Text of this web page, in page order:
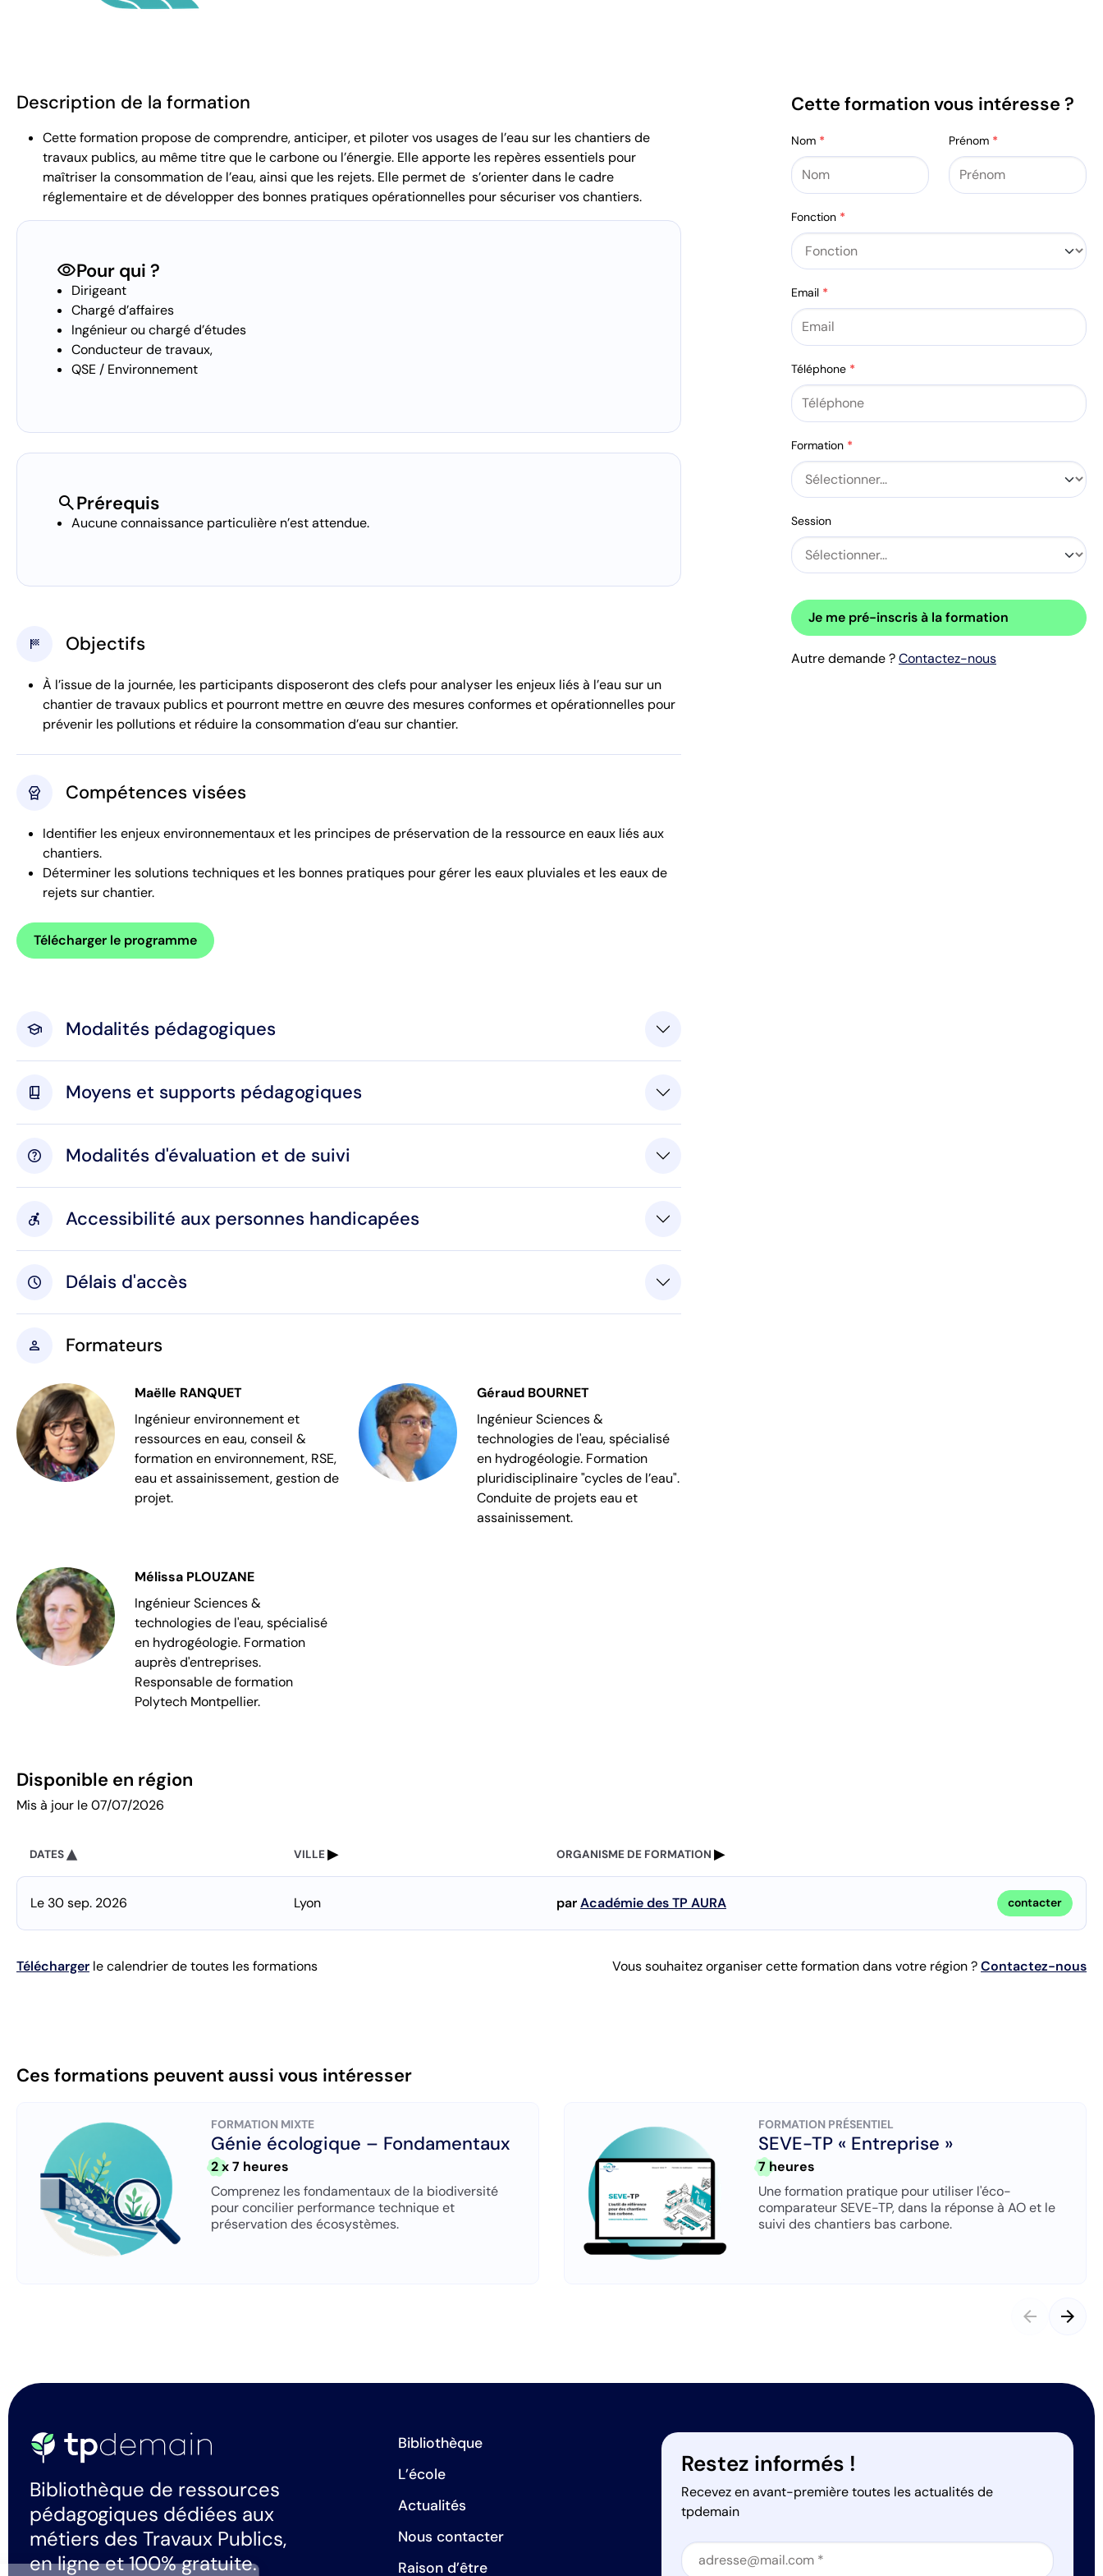
Description de la formation
Cette formation propose de comprendre, anticiper, et piloter vos usages de l’eau sur les chantiers de
travaux publics, au même titre que le carbone ou l’énergie. Elle apporte les repères essentiels pour
maîtriser la consommation de l’eau, ainsi que les rejets. Elle permet de s’orienter dans le cadre
réglementaire et de développer des bonnes pratiques opérationnelles pour sécuriser vos chantiers.
visibilityPour qui ?
Dirigeant
Chargé d’affaires
Ingénieur ou chargé d’études
Conducteur de travaux,
QSE / Environnement
searchPrérequis
Aucune connaissance particulière n’est attendue.
sports_score Objectifs
À l’issue de la journée, les participants disposeront des clefs pour analyser les enjeux liés à l’eau sur un
chantier de travaux publics et pourront mettre en œuvre des mesures conformes et opérationnelles pour
prévenir les pollutions et réduire la consommation d’eau sur chantier.
editor_choice Compétences visées
Identifier les enjeux environnementaux et les principes de préservation de la ressource en eaux liés aux
chantiers.
Déterminer les solutions techniques et les bonnes pratiques pour gérer les eaux pluviales et les eaux de
rejets sur chantier.
Télécharger le programme
school Modalités pédagogiques
book_2 Moyens et supports pédagogiques
help Modalités d'évaluation et de suivi
accessible_forward Accessibilité aux personnes handicapées
schedule Délais d'accès
person Formateurs
Maëlle RANQUET
Ingénieur environnement et
ressources en eau, conseil &
formation en environnement, RSE,
eau et assainissement, gestion de
projet.
Géraud BOURNET
Ingénieur Sciences &
technologies de l'eau, spécialisé
en hydrogéologie. Formation
pluridisciplinaire "cycles de l’eau".
Conduite de projets eau et
assainissement.
Mélissa PLOUZANE
Ingénieur Sciences &
technologies de l'eau, spécialisé
en hydrogéologie. Formation
auprès d'entreprises.
Responsable de formation
Polytech Montpellier.
Cette formation vous intéresse ?
Section
Nom * Prénom *
Fonction *
Email *
Téléphone *
Formation *
Session
Je me pré-inscris à la formation
Autre demande ?Contactez-nous
Disponible en région
Mis à jour le 07/07/2026
DATES VILLE ORGANISME DE FORMATION
Le 30 sep. 2026 Lyon parAcadémie des TP AURA contacter
Télécharger le calendrier de toutes les formations Vous souhaitez organiser cette formation dans votre région ?Contactez-nous
Ces formations peuvent aussi vous intéresser
FORMATION MIXTE
Génie écologique – Fondamentaux
2 x 7 heures
Comprenez les fondamentaux de la biodiversité
pour concilier performance technique et
préservation des écosystèmes.
FORMATION PRÉSENTIEL
SEVE-TP « Entreprise »
7 heures
Une formation pratique pour utiliser l'éco-
comparateur SEVE-TP, dans la réponse à AO et le
suivi des chantiers bas carbone.
arrow_back arrow_forward
Bibliothèque de ressources
pédagogiques dédiées aux
métiers des Travaux Publics,
en ligne et 100% gratuite.
Bibliothèque
L’école
Actualités
Nous contacter
Raison d’être
Restez informés !
Recevez en avant-première toutes les actualités de
tpdemain
Section